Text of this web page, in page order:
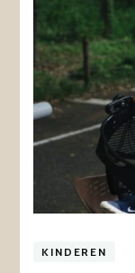
KINDEREN